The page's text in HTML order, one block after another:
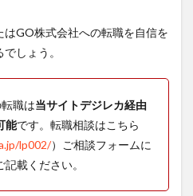
GO株式会社への転職を自信を
しょう。
職は当サイトデジレカ経由
能です。転職相談はこちら
lp002/）ご相談フォームに
載ください。